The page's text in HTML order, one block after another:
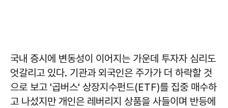
국내 증시에 변동성이 이어지는 가운데 투자자 심리도
엇갈리고 있다. 기관과 외국인은 주가가 더 하락할 것
으로 보고 '곱버스' 상장지수펀드(ETF)를 집중 매수하
고 나섰지만 개인은 레버리지 상품을 사들이며 반등에